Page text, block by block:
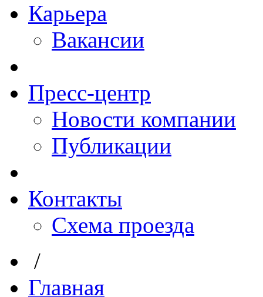
Карьера
Вакансии
Пресс-центр
Новости компании
Публикации
Контакты
Схема проезда
/
Главная